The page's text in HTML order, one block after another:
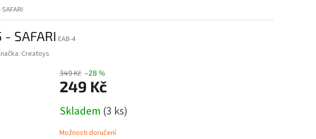
SAFARI EAB-4
Creatoys
349 Kč –28 %
249 Kč
cena:
Skladem (3 ks)
Možnosti doručení